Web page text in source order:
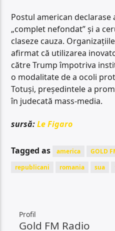
Postul american
„complet nefondat” și a
claseze cauza.
afirmat că utilizarea
către Trump împotriva
o modalitate de a ocoli
Totuși, președintele a
în judecată mass-media.
sursă:Le Figaro
Tagged as america GOLD
republicani
romania sua
Profil
Gold FM Radio